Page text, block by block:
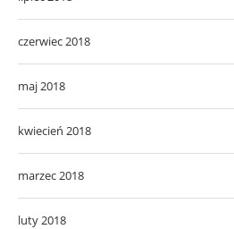
czerwiec 2018
maj 2018
kwiecień 2018
marzec 2018
luty 2018